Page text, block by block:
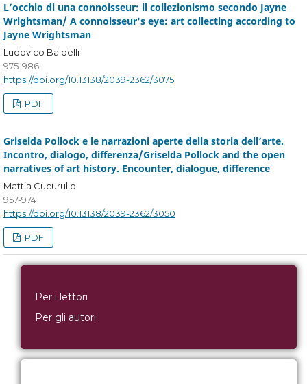
L’occhio di una connoisseur: il collezionismo secondo Jayne
Wrightsman/ A connoisseur's eye: art collecting according to
Jayne Wrightsman
Ludovico Baldelli
975-986
https://doi.org/10.13138/2039-2362/3075
PDF
Griselda Pollock e le narrazioni aperte della storia dell’arte.
Incontro, dialogo, differenza/Griselda Pollock and the open
narratives of art history. Encounter, dialogue, difference
Mattia Cucurullo
957-974
https://doi.org/10.13138/2039-2362/3050
PDF
Per i lettori
Per gli autori